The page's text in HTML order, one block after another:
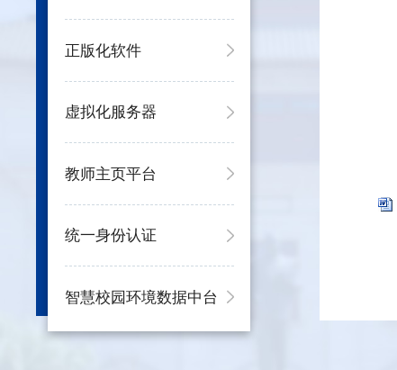
正版化软件
虚拟化服务器
教师主页平台
统一身份认证
智慧校园环境数据中台